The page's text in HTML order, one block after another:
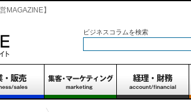
MAGAZINE】
ビジネスコラムを検索